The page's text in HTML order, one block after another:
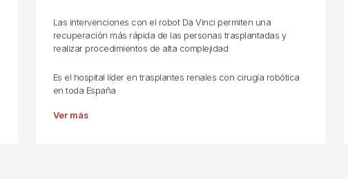
Las intervenciones con el robot Da Vinci permiten una
recuperación más rápida de las personas trasplantadas y
realizar procedimientos de alta complejidad
Es el hospital líder en trasplantes renales con cirugía robótica
en toda España
Ver más